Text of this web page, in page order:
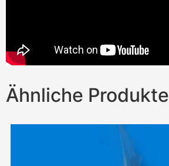
Ähnliche Produkte